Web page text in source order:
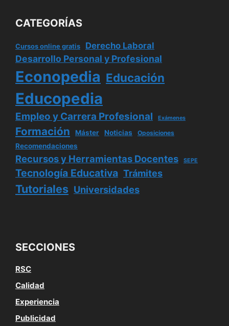
CATEGORÍAS
Cursos online gratis Derecho Laboral
Desarrollo Personal y Profesional
Econopedia Educación
Educopedia
Empleo y Carrera Profesional Exámenes
Formación Máster Noticias Oposiciones
Recomendaciones
Recursos y Herramientas Docentes SEPE
Tecnología Educativa Trámites
Tutoriales Universidades
SECCIONES
RSC
Calidad
Experiencia
Publicidad